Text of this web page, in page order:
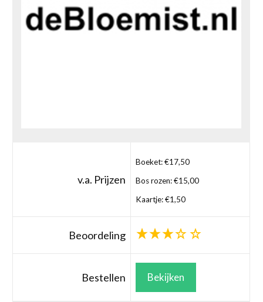
v.a. Prijzen
Boeket: €17,50
Bos rozen: €15,00
Kaartje: €1,50
Beoordeling
Bestellen Bekijken